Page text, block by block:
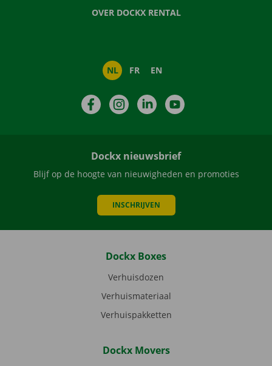
OVER DOCKX RENTAL
NL FR EN
FacebookInstagramLinkedIn
Dockx nieuwsbrief
Blijf op de hoogte van nieuwigheden en promoties
INSCHRIJVEN
Dockx Boxes
Verhuisdozen
Verhuismateriaal
Verhuispakketten
Dockx Movers